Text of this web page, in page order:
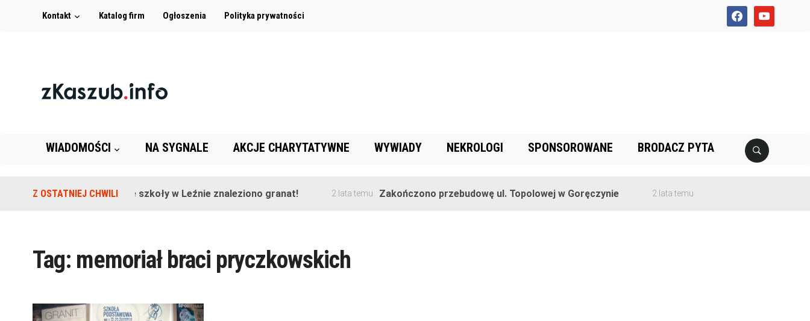
facebookyoutube
Kontakt Katalog firm Ogłoszenia Polityka prywatności
WIADOMOŚCI NA SYGNALE AKCJE CHARYTATYWNE WYWIADY NEKROLOGI SPONSOROWANE BRODACZ PYTA
Z OSTATNIEJ CHWILINa terenie szkoły w Leźnie znaleziono granat! 2 lata temu Zakończono przebudowę ul. Topolowej w Goręczynie 2 lata temu
Tag: memoriał braci pryczkowskich